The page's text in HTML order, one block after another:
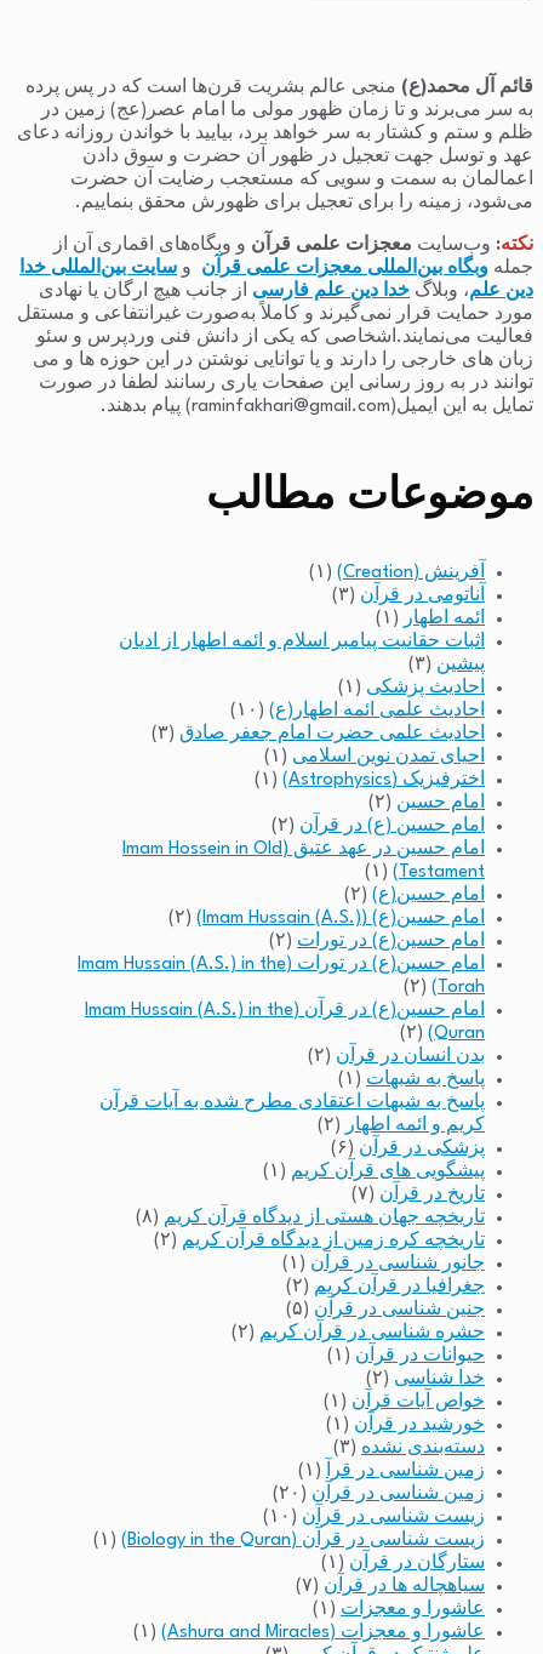
قائم آل محمد(ع) منجی عالم بشریت قرن‌ها است که در پس پرده
به سر می‌برند و تا زمان ظهور مولی ما امام عصر(عج) زمین در
ظلم و ستم و کشتار به سر خواهد برد، بیایید با خواندن روزانه دعای
عهد و توسل جهت تعجیل در ظهور آن حضرت و سوق دادن
اعمالمان به سمت و سویی که مستعجب رضایت آن حضرت
می‌شود، زمینه را برای تعجیل برای ظهورش محقق بنماییم.
نکته: وب‌سایت معجزات علمی قرآن و وبگاه‌های اقماری آن از
جمله وبگاه بین‌المللی معجزات علمی قرآن و سایت بین‌المللی خدا
دین علم، وبلاگ خدا دین علم فارسی از جانب هیچ ارگان یا نهادی
مورد حمایت قرار نمی‌گیرند و کاملاً به‌صورت غیرانتفاعی و مستقل
فعالیت می‌نمایند.اشخاصی که یکی از دانش فنی وردپرس و سئو
زبان های خارجی را دارند و یا توانایی نوشتن در این حوزه ها و می
توانند در به روز رسانی این صفحات یاری رسانند لطفا در صورت
تمایل به این ایمیل(raminfakhari@gmail.com) پیام بدهند.
موضوعات مطالب
آفرینش (Creation)
(۱)
آناتومی در قرآن (۳)
ائمه اطهار
(۱)
اثبات حقانیت پیامبر اسلام و ائمه اطهار از ادیان
پیشین (۳)
احادیث پزشکی (۱)
احادیث علمی ائمه اطهار(ع) (۱۰)
احادیث علمی حضرت امام جعفر صادق (۳)
احیای تمدن نوین اسلامی (۱)
اخترفیزیک (Astrophysics)
(۱)
امام حسین (۲)
امام حسین (ع) در قرآن (۲)
امام حسین در عهد عتیق (Imam Hossein in Old
Testament)
(۱)
امام حسین(ع) (۲)
امام حسین(ع) (Imam Hussain (A.S.))
(۲)
امام حسین(ع) در تورات (۲)
امام حسین(ع) در تورات (Imam Hussain (A.S.) in the
Torah)
(۲)
امام حسین(ع) در قرآن (Imam Hussain (A.S.) in the
Quran)
(۲)
بدن انسان در قرآن (۲)
پاسخ به شبهات (۱)
پاسخ به شبهات اعتقادی مطرح شده به آیات قرآن
کریم و ائمه اطهار
(۲)
پزشکی در قرآن (۶)
پیشگویی های قرآن کریم (۱)
تاریخ در قرآن (۷)
تاریخچه جهان هستی از دیدگاه قرآن کریم (۸)
تاریخچه کره زمین از دیدگاه قرآن کریم (۲)
جانور شناسی در قرآن (۱)
جغرافیا در قرآن کریم (۲)
جنین شناسی در قرآن (۵)
حشره شناسی در قرآن کریم (۲)
حیوانات در قرآن (۱)
خدا شناسی (۲)
خواص آیات قرآن (۱)
خورشید در قرآن (۱)
دسته‌بندی نشده (۳)
زمین شناسی در قرآ
(۱)
زمین شناسی در قرآن (۲۰)
زیست شناسی در قرآن (۱۰)
زیست شناسی در قرآن (Biology in the Quran)
(۱)
ستارگان در قرآن (۱)
سیاهچاله ها در قرآن (۷)
عاشورا و معجزات (۱)
عاشورا و معجزات (Ashura and Miracles)
(۱)